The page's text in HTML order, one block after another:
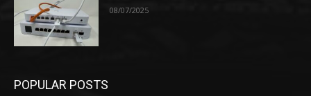
08/07/2025
POPULAR POSTS